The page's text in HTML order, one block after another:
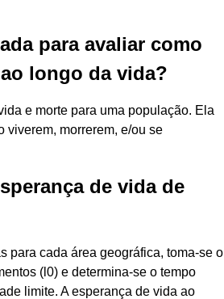
para avaliar como
longo da vida?
e morte para uma população. Ela
viverem, morrerem, e/ou se
de vida de
para cada área geográfica, toma-se o
(l0) e determina-se o tempo
limite. A esperança de vida ao